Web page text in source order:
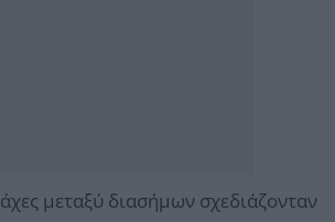
μεταξύ διασήμων σχεδιάζονταν